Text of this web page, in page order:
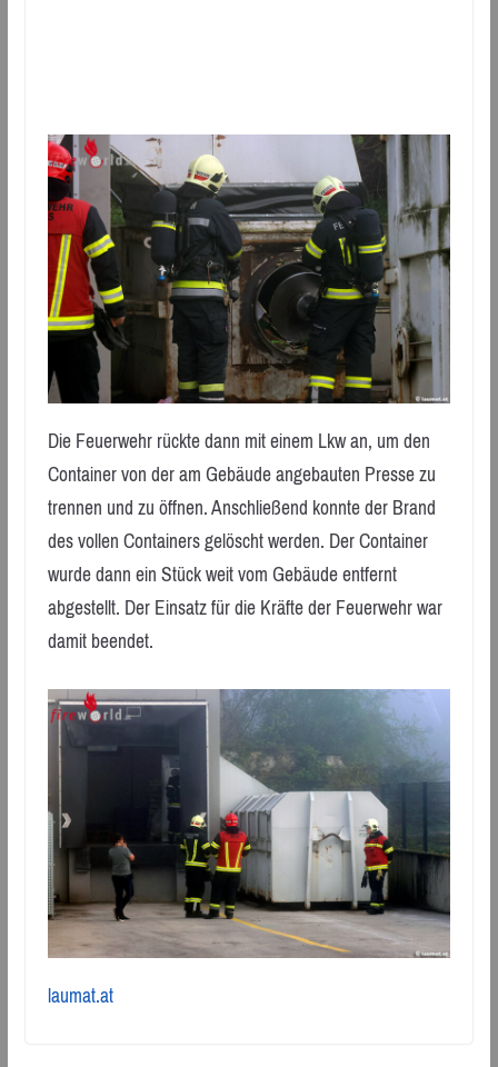
Die Feuerwehr rückte dann mit einem Lkw an, um den
Container von der am Gebäude angebauten Presse zu
trennen und zu öffnen. Anschließend konnte der Brand
des vollen Containers gelöscht werden. Der Container
wurde dann ein Stück weit vom Gebäude entfernt
abgestellt. Der Einsatz für die Kräfte der Feuerwehr war
damit beendet.
laumat.at